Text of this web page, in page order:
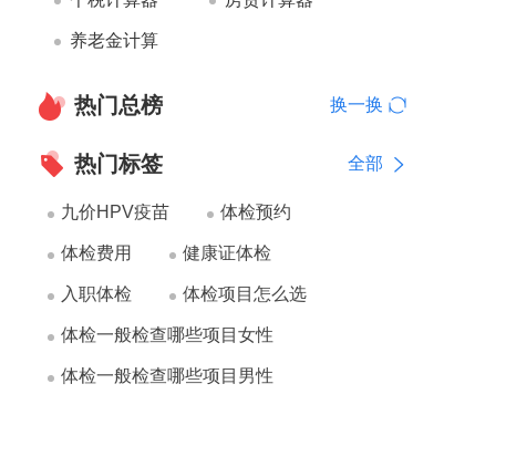
养老金计算
热门总榜 换一换
热门标签 全部
九价HPV疫苗 体检预约
体检费用 健康证体检
入职体检 体检项目怎么选
体检一般检查哪些项目女性
体检一般检查哪些项目男性